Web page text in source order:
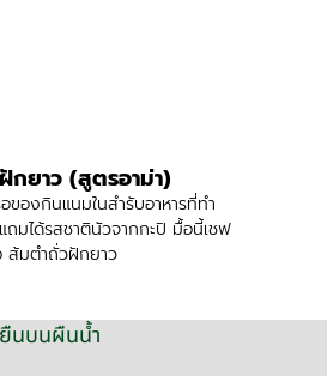
กยาว (สูตรอาม่า)
ของกินแนมในสำรับอาหารที่ทำ
มได้รสชาตินัวจากกะปิ มื้อนี้เชฟ
ส้มตำถั่วฝักยาว
นบนผืนน้ำ